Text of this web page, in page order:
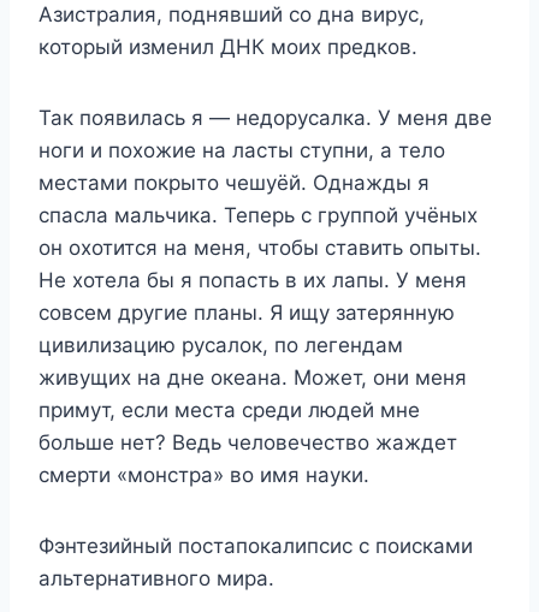
Азистралия, поднявший со дна вирус,
который изменил ДНК моих предков.
Так появилась я — недорусалка. У меня две
ноги и похожие на ласты ступни, а тело
местами покрыто чешуёй. Однажды я
спасла мальчика. Теперь с группой учёных
он охотится на меня, чтобы ставить опыты.
Не хотела бы я попасть в их лапы. У меня
совсем другие планы. Я ищу затерянную
цивилизацию русалок, по легендам
живущих на дне океана. Может, они меня
примут, если места среди людей мне
больше нет? Ведь человечество жаждет
смерти «монстра» во имя науки.
Фэнтезийный постапокалипсис с поисками
альтернативного мира.